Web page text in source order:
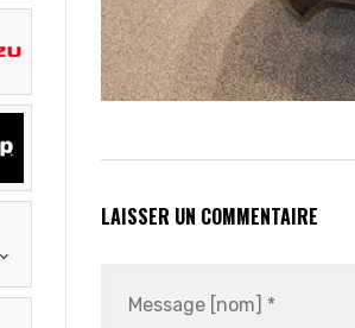
LAISSER UN COMMENTAIRE